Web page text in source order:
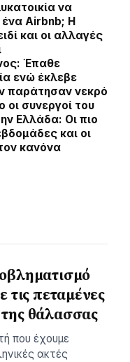
να
Airbnb; Η
και οι αλλαγές
Έπαθε
ενώ έκλεβε
παράτησαν νεκρό
οι συνεργοί του
Ελλάδα: Οι πιο
και οι
κανόνα
τις πεταμένες
θάλασσας
που έχουμε
ακτές